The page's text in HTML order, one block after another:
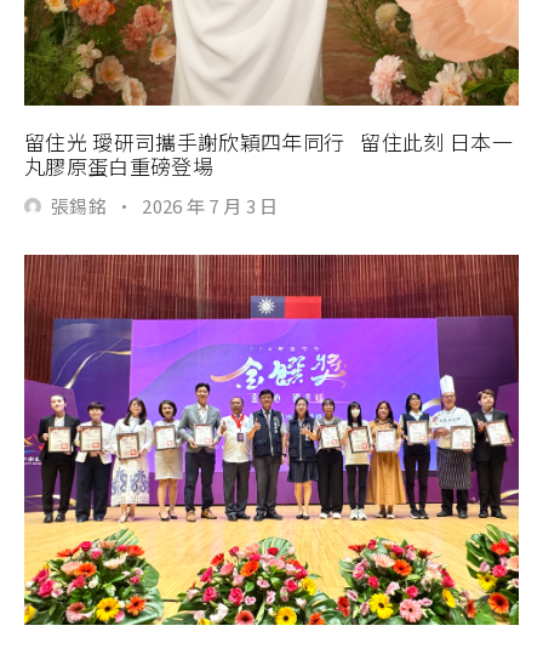
留住光 璦研司攜手謝欣穎四年同行 留住此刻 日本一
丸膠原蛋白重磅登場
張錫銘 · 2026 年 7 月 3 日